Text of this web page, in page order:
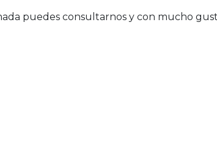
puedes consultarnos y con mucho